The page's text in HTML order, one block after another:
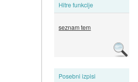
Hitre funkcije
seznam tem
Posebni izpisi